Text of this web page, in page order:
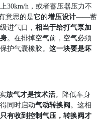
30km/h ，或者蓄压器压力不
意思的是它的增压设计——蓄
进气口， 相当于给打气泵加
。在排掉空气前，空气必须
护气囊橡胶。 这一块要是坏
放气才是技术活。降低车身
同时启动气动转换阀 。这相
只有收到控制气压，转换阀才